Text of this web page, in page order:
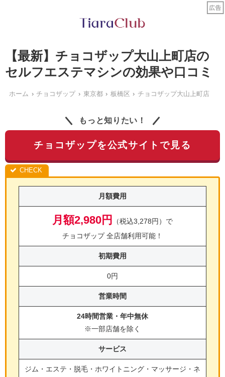
【最新】チョコザップ大山上町店の
セルフエステマシンの効果や口コミ
ホーム チョコザップ 東京都 板橋区 チョコザップ大山上町店
もっと知りたい！
チョコザップを公式サイトで見る
月額費用
月額2,980円
（税込3,278円）で
チョコザップ 全店舗利用可能！
初期費用
0円
営業時間
24時間営業・年中無休
※一部店舗を除く
サービス
ジム・エステ・脱毛・ホワイトニング・マッサージ・ネ